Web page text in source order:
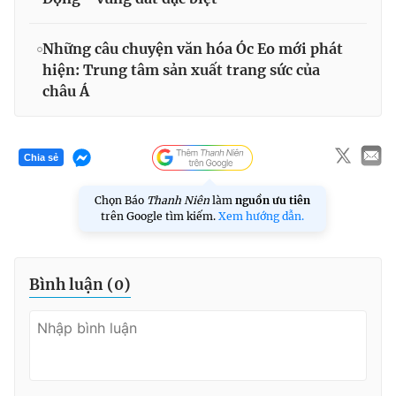
Những câu chuyện văn hóa Óc Eo mới phát
hiện: Trung tâm sản xuất trang sức của
châu Á
Chia sẻ
Chọn Báo Thanh Niên làm nguồn ưu tiên
trên Google tìm kiếm. Xem hướng dẫn.
Bình luận (0)